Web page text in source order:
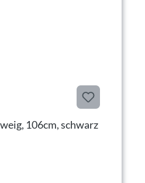
106cm, schwarz